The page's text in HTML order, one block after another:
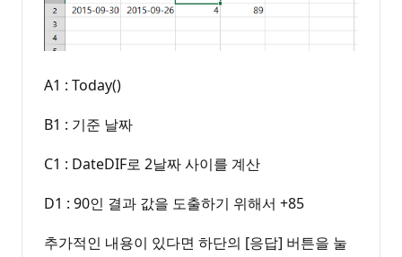
A1 : Today()
B1 : 기준 날짜
C1 : DateDIF로 2날짜 사이를 계산
D1 : 90인 결과 값을 도출하기 위해서 +85
추가적인 내용이 있다면 하단의 [응답] 버튼을 눌